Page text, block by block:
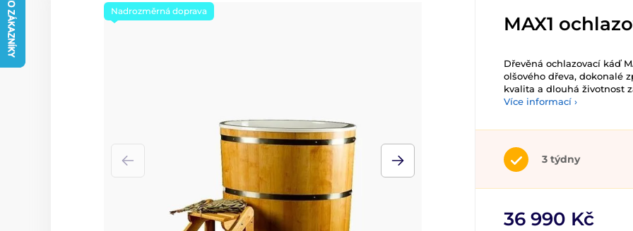
Nadrozměrná doprava
MAX1
Dřevěná ochlazovací káď
olšového dřeva, dokonalé
kvalita a dlouhá životnost
Více informací ›
3 týdny
36 990 Kč